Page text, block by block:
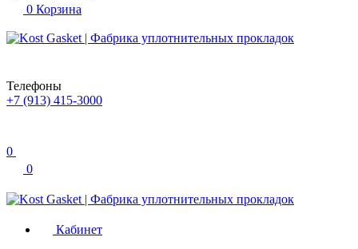
0 Корзина
Телефоны
+7 (913) 415-3000
0
0
Кабинет